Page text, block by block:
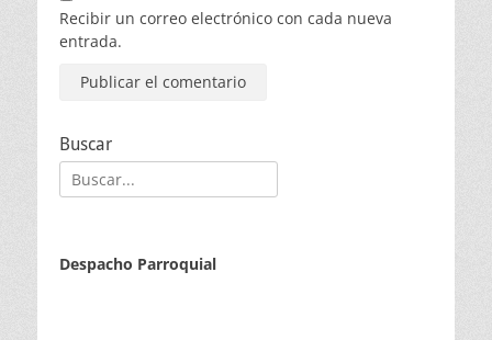
Recibir un correo electrónico con cada nueva
entrada.
Buscar
Buscar:
Despacho Parroquial